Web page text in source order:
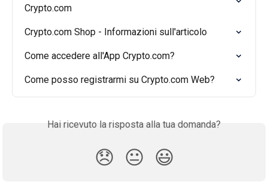
Crypto.com
Crypto.com Shop - Informazioni sull'articolo
Come accedere all'App Crypto.com?
Come posso registrarmi su Crypto.com Web?
Hai ricevuto la risposta alla tua domanda?
😞 😐 😃